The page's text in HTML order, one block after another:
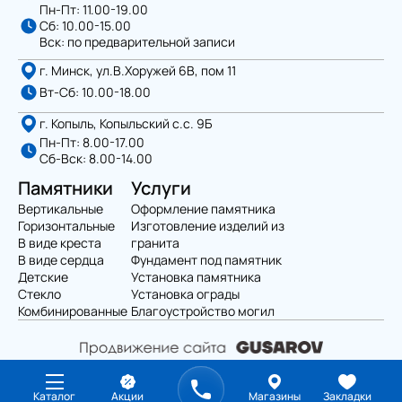
Памятники
Вертикальные
Горизонтальные
В виде креста
В виде сердца
Детские
Стекло
Комбинированные
Услуги
Оформление памятника
Изготовление изделий из
гранита
Фундамент под памятник
Установка памятника
Установка ограды
Благоустройство могил
Пн-Пт: 11.00-19.00
Сб: 10.00-15.00
Вск: по предварительной записи
г. Минск, ул.В.Хоружей 6В, пом 11
Вт-Сб: 10.00-18.00
г. Копыль, Копыльский с.с. 9Б
Пн-Пт: 8.00-17.00
Сб-Вск: 8.00-14.00
Политика конфиденциальности
Каталог Акции Магазины Закладки